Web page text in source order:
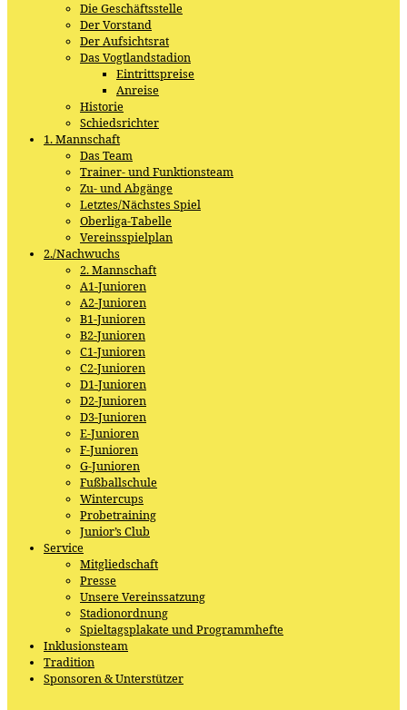
Die Geschäftsstelle
Der Vorstand
Der Aufsichtsrat
Das Vogtlandstadion
Eintrittspreise
Anreise
Historie
Schiedsrichter
1. Mannschaft
Das Team
Trainer- und Funktionsteam
Zu- und Abgänge
Letztes/Nächstes Spiel
Oberliga-Tabelle
Vereinsspielplan
2./Nachwuchs
2. Mannschaft
A1-Junioren
A2-Junioren
B1-Junioren
B2-Junioren
C1-Junioren
C2-Junioren
D1-Junioren
D2-Junioren
D3-Junioren
E-Junioren
F-Junioren
G-Junioren
Fußballschule
Wintercups
Probetraining
Junior’s Club
Service
Mitgliedschaft
Presse
Unsere Vereinssatzung
Stadionordnung
Spieltagsplakate und Programmhefte
Inklusionsteam
Tradition
Sponsoren & Unterstützer